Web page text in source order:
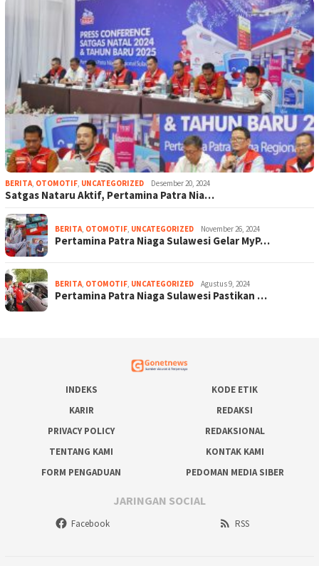
BERITA, OTOMOTIF, UNCATEGORIZED Desember 20, 2024
Satgas Nataru Aktif, Pertamina Patra Nia…
BERITA, OTOMOTIF, UNCATEGORIZED November 26, 2024
Pertamina Patra Niaga Sulawesi Gelar MyP…
BERITA, OTOMOTIF, UNCATEGORIZED Agustus 9, 2024
Pertamina Patra Niaga Sulawesi Pastikan …
INDEKS
KODE ETIK
KARIR
REDAKSI
PRIVACY POLICY
REDAKSIONAL
TENTANG KAMI
KONTAK KAMI
FORM PENGADUAN
PEDOMAN MEDIA SIBER
JARINGAN SOCIAL
Facebook RSS